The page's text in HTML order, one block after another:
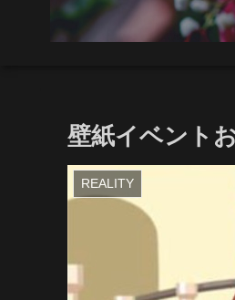
壁紙イベント
REALITY